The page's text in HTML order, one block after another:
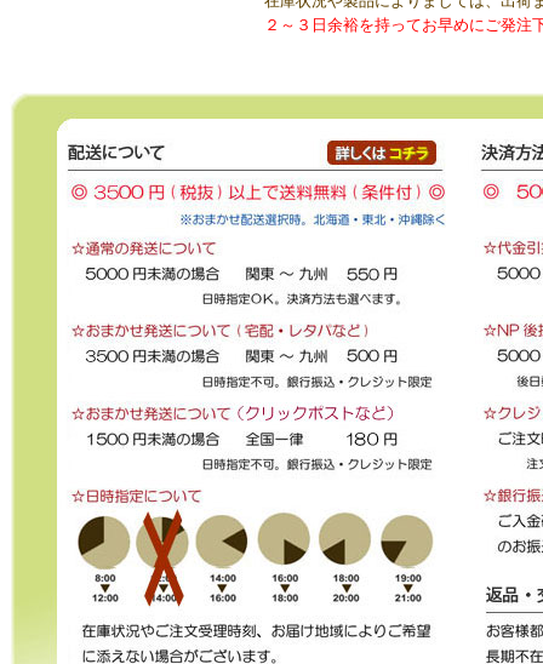
２～３日余裕を持ってお早めにご発注